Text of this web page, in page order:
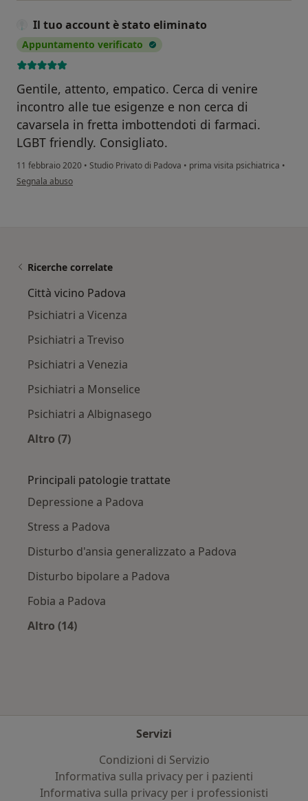
Il tuo account è stato eliminato
Appuntamento verificato
Gentile, attento, empatico. Cerca di venire
incontro alle tue esigenze e non cerca di
cavarsela in fretta imbottendoti di farmaci.
LGBT friendly. Consigliato.
11 febbraio 2020 • Studio Privato di Padova • prima visita psichiatrica •
secondo l'opinione dell'utente Il tuo account è stato eliminato
Segnala abuso
Ricerche correlate
Città vicino Padova
Psichiatri a Vicenza
Psichiatri a Treviso
Psichiatri a Venezia
Psichiatri a Monselice
Psichiatri a Albignasego
Altro (7)
Principali patologie trattate
Depressione a Padova
Stress a Padova
Disturbo d'ansia generalizzato a Padova
Disturbo bipolare a Padova
Fobia a Padova
Altro (14)
Servizi
Condizioni di Servizio
Informativa sulla privacy per i pazienti
Informativa sulla privacy per i professionisti